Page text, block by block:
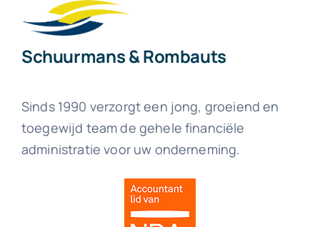
Schuurmans & Rombauts
Sinds 1990 verzorgt een jong, groeiend en
toegewijd team de gehele financiële
administratie voor uw onderneming.